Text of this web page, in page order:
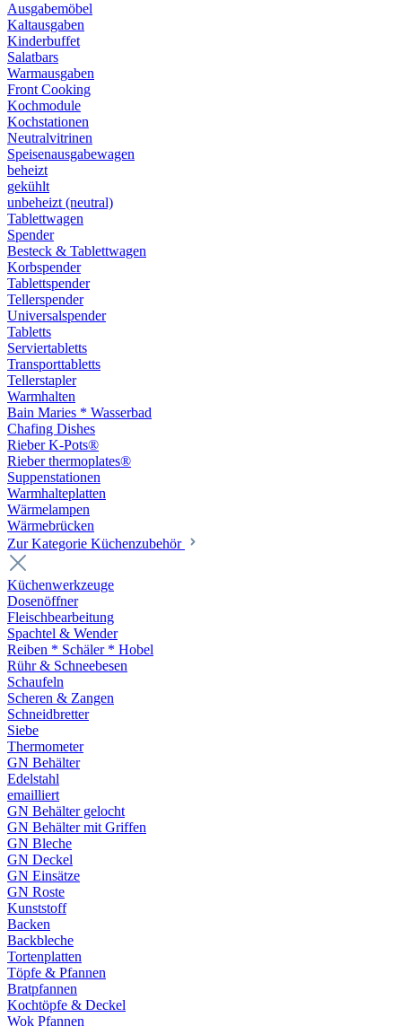
Ausgabemöbel
Kaltausgaben
Kinderbuffet
Salatbars
Warmausgaben
Front Cooking
Kochmodule
Kochstationen
Neutralvitrinen
Speisenausgabewagen
beheizt
gekühlt
unbeheizt (neutral)
Tablettwagen
Spender
Besteck & Tablettwagen
Korbspender
Tablettspender
Tellerspender
Universalspender
Tabletts
Serviertabletts
Transporttabletts
Tellerstapler
Warmhalten
Bain Maries * Wasserbad
Chafing Dishes
Rieber K-Pots®
Rieber thermoplates®
Suppenstationen
Warmhalteplatten
Wärmelampen
Wärmebrücken
Zur Kategorie Küchenzubehör
Küchenwerkzeuge
Dosenöffner
Fleischbearbeitung
Spachtel & Wender
Reiben * Schäler * Hobel
Rühr & Schneebesen
Schaufeln
Scheren & Zangen
Schneidbretter
Siebe
Thermometer
GN Behälter
Edelstahl
emailliert
GN Behälter gelocht
GN Behälter mit Griffen
GN Bleche
GN Deckel
GN Einsätze
GN Roste
Kunststoff
Backen
Backbleche
Tortenplatten
Töpfe & Pfannen
Bratpfannen
Kochtöpfe & Deckel
Wok Pfannen